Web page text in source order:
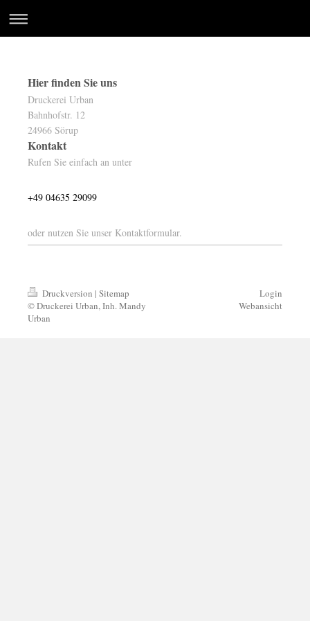
Hier finden Sie uns
Druckerei Urban
Bahnhofstr. 12
24966 Sörup
Kontakt
Rufen Sie einfach an unter
+49 04635 29099
oder nutzen Sie unser Kontaktformular.
Druckversion | Sitemap
© Druckerei Urban, Inh. Mandy
Urban
Login
Webansicht